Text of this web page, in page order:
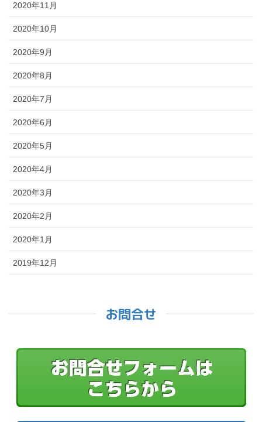
2020年11月
2020年10月
2020年9月
2020年8月
2020年7月
2020年6月
2020年5月
2020年4月
2020年3月
2020年2月
2020年1月
2019年12月
お問合せ